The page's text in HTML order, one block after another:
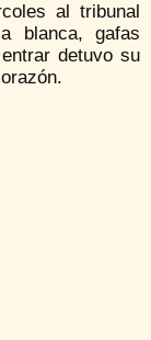
al tribunal
blanca, gafas
detuvo su